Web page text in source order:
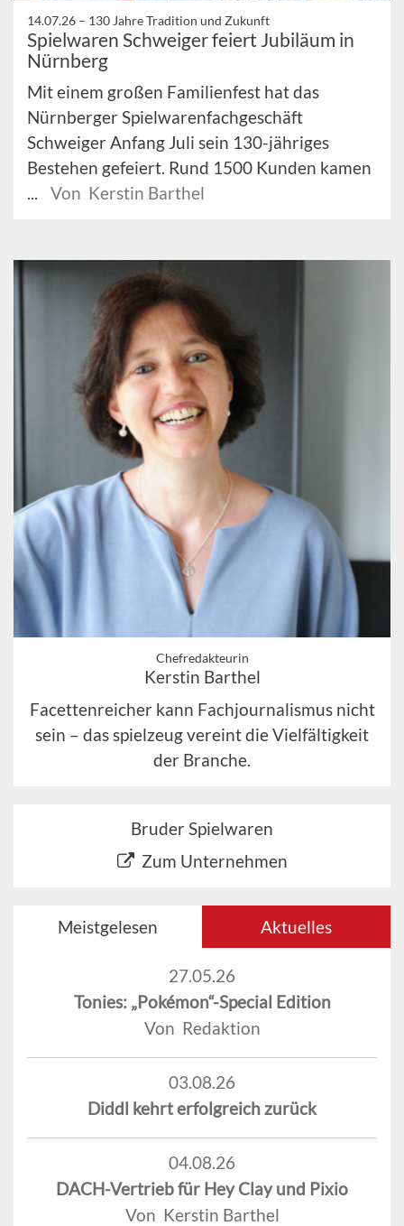
14.07.26 – 130 Jahre Tradition und Zukunft
Spielwaren Schweiger feiert Jubiläum in
Nürnberg
Mit einem großen Familienfest hat das
Nürnberger Spielwarenfachgeschäft
Schweiger Anfang Juli sein 130-jähriges
Bestehen gefeiert. Rund 1500 Kunden kamen
...
Von Kerstin Barthel
Chefredakteurin
Kerstin Barthel
Facettenreicher kann Fachjournalismus nicht
sein – das spielzeug vereint die Vielfältigkeit
der Branche.
Bruder Spielwaren
Zum Unternehmen
Meistgelesen Aktuelles
27.05.26
Tonies: „Pokémon“-Special Edition
Von Redaktion
03.08.26
Diddl kehrt erfolgreich zurück
04.08.26
DACH-Vertrieb für Hey Clay und Pixio
Von Kerstin Barthel